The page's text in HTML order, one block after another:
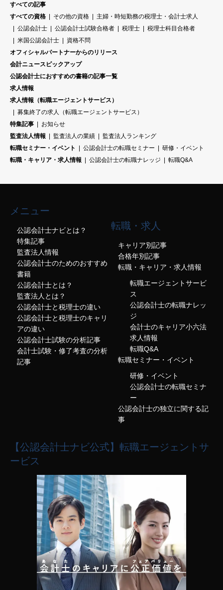
すべての記事
すべての資格
その他の資格
主婦・時短勤務の税理士・会計士求人
公認会計士
公認会計士試験合格者 税理士
税理士科目合格者
米国公認会計士
資格不問
オフィシャルパートナーからのリリース
会計ニュースピックアップ
公認会計士におすすめの書籍の記事一覧
求人情報
求人情報（転職エージェントサービス）
募集終了の求人（転職エージェントサービス）
特集記事
お知らせ
監査法人情報
監査法人の業績
監査法人ランキング
転職セミナー・イベント
公認会計士の転職セミナー
研修・イベント
転職・キャリア・求人情報
公認会計士の転職ナレッジ 転職Q&A
メニュー
公認会計士ナビとは？
特集記事
監査法人情報
公認会計士のためのおすすめ
書籍
公認会計士とは？
監査法人とは？
公認会計士と税理士の違い
公認会計士と税理士のキャリ
アの違い
公認会計士試験の分析記事
会計士試験・修了考査の分析
記事
転職・求人
キャリア別記事
合格年別記事
転職・キャリア・求人情報
転職エージェントサービ
ス
公認会計士の転職ナレッ
ジ
会計士のキャリア小六法
求人情報
転職Q&A
転職セミナー・イベント
研修・イベント
公認会計士の転職セミナ
ー
公認会計士の独立に関する記
事
【公認会計士ナビ公式】転職エージェントサ
ービス